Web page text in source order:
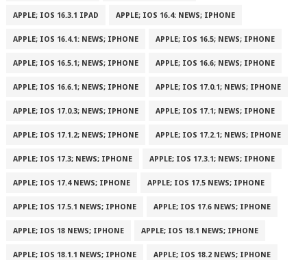
APPLE; IOS 16.3.1 IPAD APPLE; IOS 16.4: NEWS; IPHONE
APPLE; IOS 16.4.1: NEWS; IPHONE APPLE; IOS 16.5; NEWS; IPHONE
APPLE; IOS 16.5.1; NEWS; IPHONE APPLE; IOS 16.6; NEWS; IPHONE
APPLE; IOS 16.6.1; NEWS; IPHONE APPLE; IOS 17.0.1; NEWS; IPHONE
APPLE; IOS 17.0.3; NEWS; IPHONE APPLE; IOS 17.1; NEWS; IPHONE
APPLE; IOS 17.1.2; NEWS; IPHONE APPLE; IOS 17.2.1; NEWS; IPHONE
APPLE; IOS 17.3; NEWS; IPHONE APPLE; IOS 17.3.1; NEWS; IPHONE
APPLE; IOS 17.4 NEWS; IPHONE APPLE; IOS 17.5 NEWS; IPHONE
APPLE; IOS 17.5.1 NEWS; IPHONE APPLE; IOS 17.6 NEWS; IPHONE
APPLE; IOS 18 NEWS; IPHONE APPLE; IOS 18.1 NEWS; IPHONE
APPLE; IOS 18.1.1 NEWS; IPHONE APPLE; IOS 18.2 NEWS; IPHONE